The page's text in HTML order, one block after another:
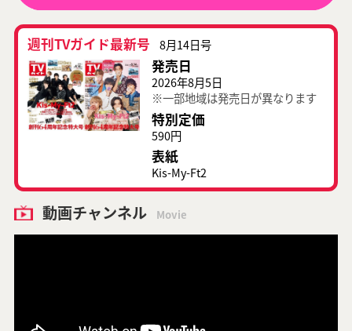
週刊TVガイド最新号 8月14日号
発売日
2026年8月5日
※一部地域は発売日が異なります
特別定価
590円
表紙
Kis-My-Ft2
動画チャンネル Movie